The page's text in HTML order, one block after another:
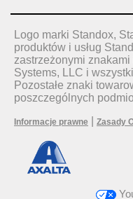
Logo marki Standox,
produktów i usług
zastrzeżonymi
Systems, LLC i
Pozostałe znaki
poszczególnych
Informacje prawne Zasady